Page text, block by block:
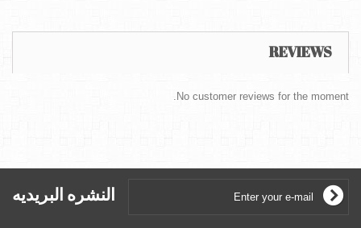
REVIEWS
No customer reviews for the moment.
النشره البريديه